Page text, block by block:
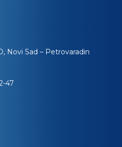
Novi Sad – Petrovaradin
47